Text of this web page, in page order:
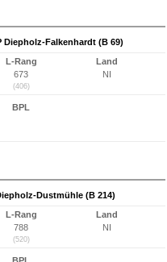
Diepholz-Falkenhardt (B 69)
L-Rang
673
(406)
Land
NI
BPL
Dustmühle (B 214)
L-Rang
788
(520)
Land
NI